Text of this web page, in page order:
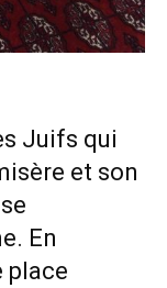
Juifs qui
et son
En
place